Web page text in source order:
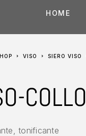
HOME
SHOP VISO SIERO VISO
COLLO
tonificante